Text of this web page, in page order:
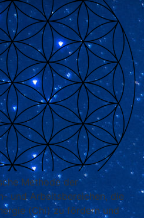
Methode der
und Arbeitsbereichen, die
(Chi) zu fördern und